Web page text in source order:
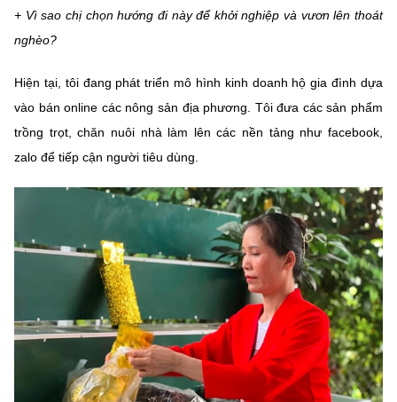
+ Vì sao chị chọn hướng đi này để khởi nghiệp và vươn lên thoát
nghèo?
Hiện tại, tôi đang phát triển mô hình kinh doanh hộ gia đình dựa
vào bán online các nông sản địa phương. Tôi đưa các sản phẩm
trồng trọt, chăn nuôi nhà làm lên các nền tảng như facebook,
zalo để tiếp cận người tiêu dùng.